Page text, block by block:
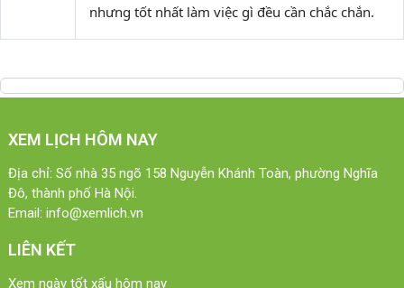
nhưng tốt nhất làm việc gì đều cần chắc chắn.
XEM LỊCH HÔM NAY
Địa chỉ: Số nhà 35 ngõ 158 Nguyễn Khánh Toàn, phường Nghĩa
Đô, thành phố Hà Nội.
Email: info@xemlich.vn
LIÊN KẾT
Xem ngày tốt xấu hôm nay